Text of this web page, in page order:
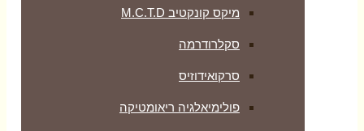
מיקס קונקטיב M.C.T.D
סקלרודרמה
סרקואידוזיס
פולימיאלגיה ריאומטיקה